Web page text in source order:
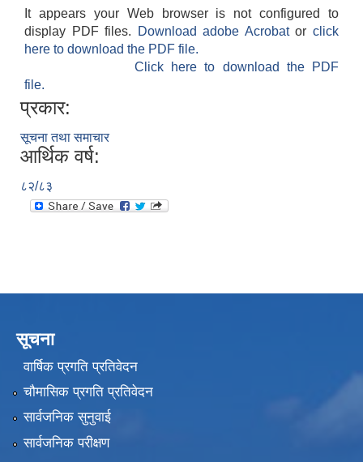
It appears your Web browser is not configured to
display PDF files.
Download adobe Acrobatorclick
here to download the PDF file.
Click here to download the PDF
file.
प्रकार:
सूचना तथा समाचार
आर्थिक वर्ष:
८२/८३
सूचना
वार्षिक प्रगति प्रतिवेदन
चौमासिक प्रगति प्रतिवेदन
सार्वजनिक सुनुवाई
सार्वजनिक परीक्षण